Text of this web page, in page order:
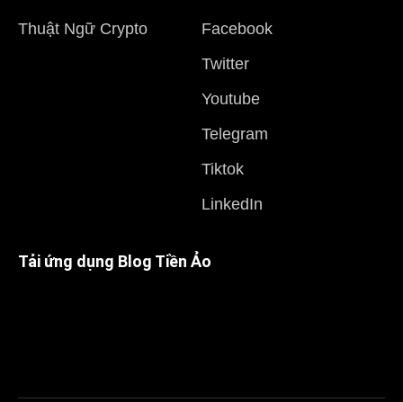
Thuật Ngữ Crypto
Facebook
Twitter
Youtube
Telegram
Tiktok
LinkedIn
Tải ứng dụng Blog Tiền Ảo